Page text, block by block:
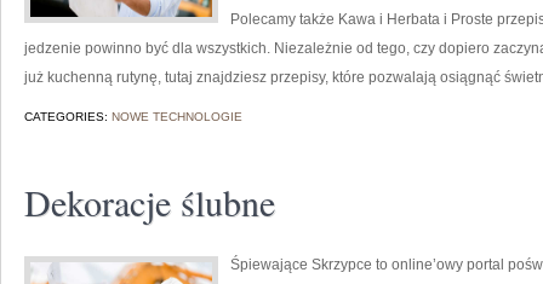
Polecamy także Kawa i Herbata i Proste
jedzenie powinno być dla wszystkich. Niezależnie od tego, czy dopiero
już kuchenną rutynę, tutaj znajdziesz przepisy, które pozwalają osiągnąć
CATEGORIES: NOWE TECHNOLOGIE
Dekoracje ślubne
Śpiewające Skrzypce to online’owy portal